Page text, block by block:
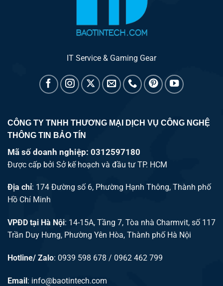
IT Service & Gaming Gear
CÔNG TY TNHH THƯƠNG MẠI DỊCH VỤ CÔNG NGHỆ
THÔNG TIN BẢO TÍN
Mã số doanh nghiệp: 0312597180
Được cấp bởi Sở kế hoạch và đầu tư TP. HCM
Địa chỉ: 174 Đường số 6, Phường Hạnh Thông, Thành phố
Hồ Chí Minh
VPĐD tại Hà Nội: 14-15A, Tầng 7, Tòa nhà Charmvit, số 117
Trần Duy Hưng, Phường Yên Hòa, Thành phố Hà Nội
Hotline/ Zalo: 0939 598 678 / 0962 462 799
Email: info@baotintech.com